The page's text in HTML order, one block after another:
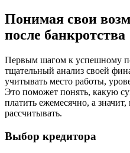
Понимая свои
после банкротства
Первым шагом к успешному
тщательный анализ своей
учитывать место работы,
Это поможет понять, какую
платить ежемесячно, а
рассчитывать.
Выбор кредитора